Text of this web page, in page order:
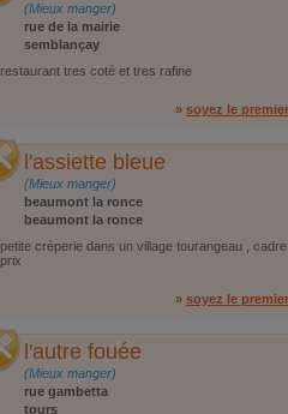
(Mieux manger)
rue de la mairie
semblançay
restaurant tres coté et tres rafine
» soyez le
l'assiette bleue
(Mieux manger)
beaumont la ronce
beaumont la ronce
petite crèperie dans un village tourangeau ,
prix
» soyez le
l'autre fouée
(Mieux manger)
rue gambetta
tours